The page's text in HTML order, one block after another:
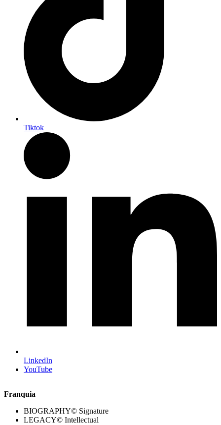
Tiktok
LinkedIn
YouTube
Franquia
BIOGRAPHY© Signature
LEGACY© Intellectual